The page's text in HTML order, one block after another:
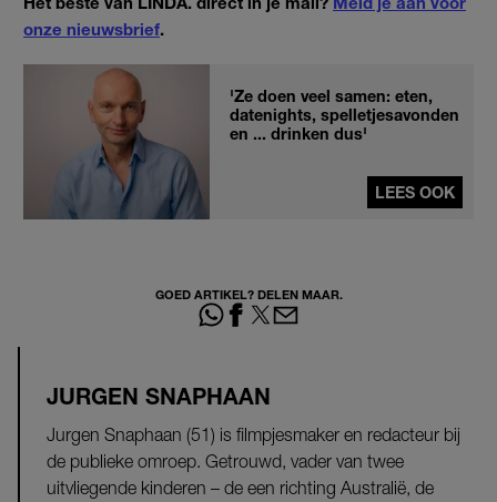
onze nieuwsbrief.
'Ze doen veel samen: eten,
datenights, spelletjesavonden
en ... drinken dus'
LEES OOK
GOED ARTIKEL? DELEN MAAR.
JURGEN SNAPHAAN
Jurgen Snaphaan (51) is filmpjesmaker en redacteur bij
de publieke omroep. Getrouwd, vader van twee
uitvliegende kinderen – de een richting Australië, de